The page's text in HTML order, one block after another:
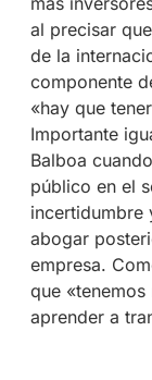
al precisar
de la
componente
«hay que
Importante
Balboa
público en el
incertidumbre
abogar
empresa.
que
aprender a